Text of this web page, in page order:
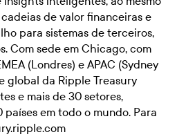
de valor financeiras e
para sistemas de terceiros,
Com sede em Chicago, com
(Londres) e APAC (Sydney
global da Ripple Treasury
e mais de 30 setores,
em todo o mundo. Para